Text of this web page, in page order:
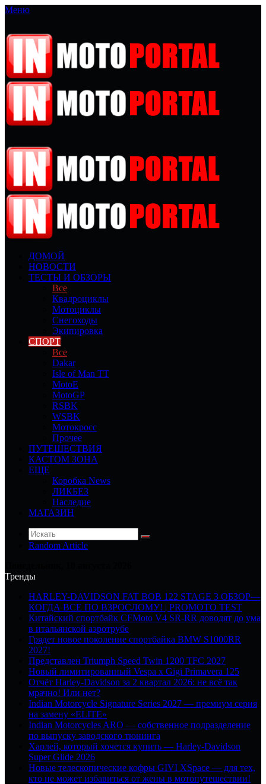
Меню
ДОМОЙ
НОВОСТИ
ТЕСТЫ И ОБЗОРЫ
Все
Квадроциклы
Мотоциклы
Снегоходы
Экипировка
СПОРТ
Все
Dakar
Isle of Man TT
MotoE
MotoGP
RSBK
WSBK
Мотокросс
Прочее
ПУТЕШЕСТВИЯ
КАСТОМ ЗОНА
ЕЩЕ
Коробка News
ЛИКБЕЗ
Наследие
МАГАЗИН
Random Article
Тренды
HARLEY-DAVIDSON FAT BOB 122 STAGE 3 ОБЗОР—
КОГДА ВСЕ ПО ВЗРОСЛОМУ! | PROMOTO TEST
Китайский спортбайк CFMoto V4 SR-RR доводят до ума
в итальянской аэротрубе
Грядет новое поколение спортбайка BMW S1000RR
2027!
Представлен Triumph Speed Twin 1200 TFC 2027
Новый лимитированный Vespa x Gigi Primavera 125
Отчёт Harley-Davidson за 2 квартал 2026: не всё так
мрачно! Или нет?
Indian Motorcycle Signature Series 2027 — премиум серия
на замену «ELITE»
Indian Motorcycles ARO — собственное подразделение
по выпуску заводского тюнинга
Харлей, который хочется купить — Harley-Davidson
Super Glide 2026
Новые телескопические кофры GIVI XSpace — для тех,
кто не может избавиться от жены в мотопутешествии!